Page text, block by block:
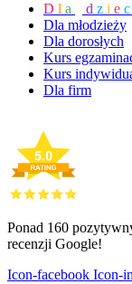
D l a d z i e c
Dla młodzieży
Dla dorosłych
Kurs
Kurs
Dla firm
Ponad 160
recenzji Google!
Icon-facebook Icon-